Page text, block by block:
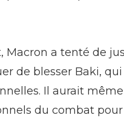
Macron a tenté de
de blesser Baki,
Il aurait
du combat